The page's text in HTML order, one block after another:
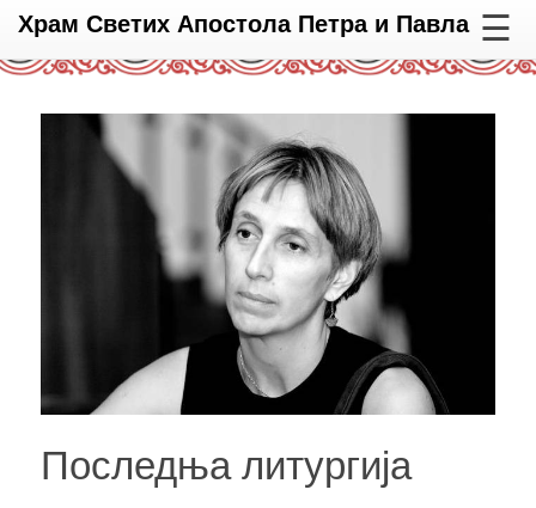
Храм Светих Апостола Петра и Павла ☰
Последња литургија